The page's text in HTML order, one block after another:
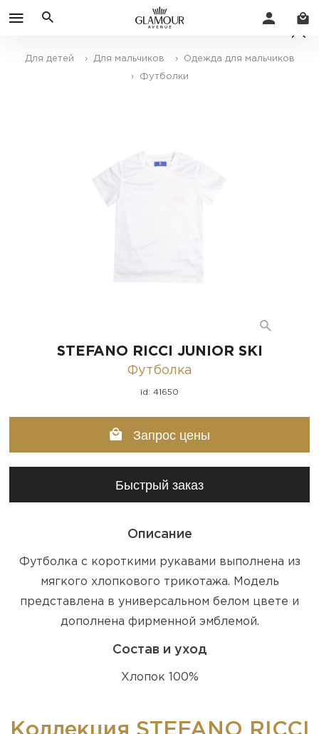
Для детей › Для мальчиков › Одежда для мальчиков
› Футболки
STEFANO RICCI JUNIOR SKI
Футболка
id: 41650
Запрос цены
Быстрый заказ
Описание
Футболка с короткими рукавами выполнена из
мягкого хлопкового трикотажа. Модель
представлена в универсальном белом цвете и
дополнена фирменной эмблемой.
Состав и уход
Хлопок 100%
Коллекция STEFANO RICCI